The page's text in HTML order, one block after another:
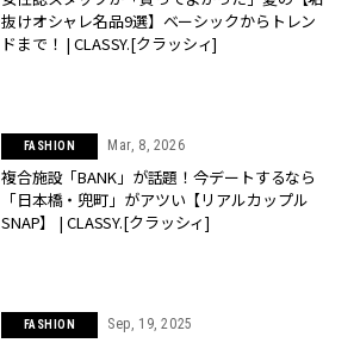
抜けオシャレ名品9選】ベーシックからトレン
ドまで！ | CLASSY.[クラッシィ]
FASHION Mar, 8, 2026
複合施設「BANK」が話題！今デートするなら
「日本橋・兜町」がアツい【リアルカップル
SNAP】 | CLASSY.[クラッシィ]
FASHION Sep, 19, 2025